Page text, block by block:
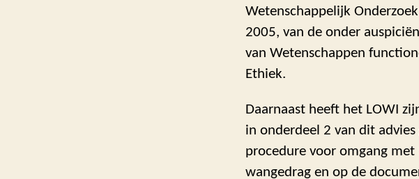
Wetenschappelijk
2005, van de onder
van Wetenschappen
Ethiek.
Daarnaast heeft het LOWI
in onderdeel 2 van dit
procedure voor omgang
wangedrag en op de